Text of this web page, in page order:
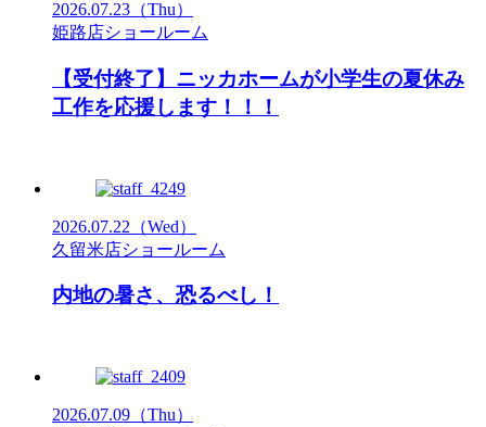
2026.07.23 （Thu）
姫路店ショールーム
【受付終了】ニッカホームが小学生の夏休み
工作を応援します！！！
2026.07.22 （Wed）
久留米店ショールーム
内地の暑さ、恐るべし！
2026.07.09 （Thu）